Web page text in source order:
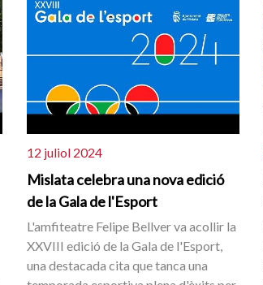
12 juliol 2024
Mislata celebra una nova edició
de la Gala de l'Esport
L'amfiteatre Felipe Bellver va acollir la
XXVIII edició de la Gala de l'Esport,
una destacada cita que tanca una